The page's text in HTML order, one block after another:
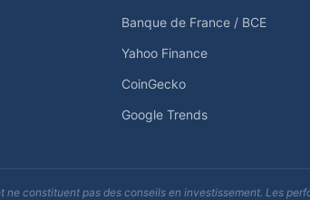
Banque de France / BCE
Yahoo Finance
CoinGecko
Google Trends
constituent pas des conseils en investissement. Les